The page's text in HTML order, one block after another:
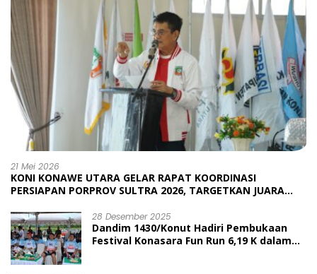
21 Mei 2026
KONI KONAWE UTARA GELAR RAPAT KOORDINASI
PERSIAPAN PORPROV SULTRA 2026, TARGETKAN JUARA
28 Desember 2025
Dandim 1430/Konut Hadiri Pembukaan
Festival Konasara Fun Run 6,19 K dalam